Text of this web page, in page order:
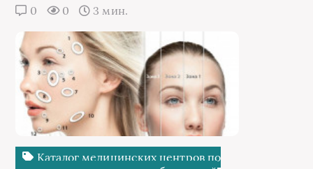
0 0 3 мин.
Каталог медицинских центров по